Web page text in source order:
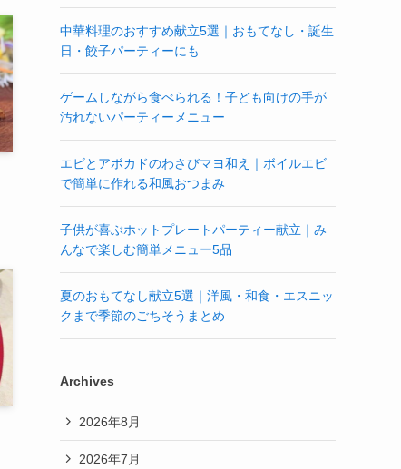
中華料理のおすすめ献立5選｜おもてなし・誕生
日・餃子パーティーにも
ゲームしながら食べられる！子ども向けの手が
汚れないパーティーメニュー
エビとアボカドのわさびマヨ和え｜ボイルエビ
で簡単に作れる和風おつまみ
子供が喜ぶホットプレートパーティー献立｜み
んなで楽しむ簡単メニュー5品
夏のおもてなし献立5選｜洋風・和食・エスニッ
クまで季節のごちそうまとめ
Archives
2026年8月
2026年7月